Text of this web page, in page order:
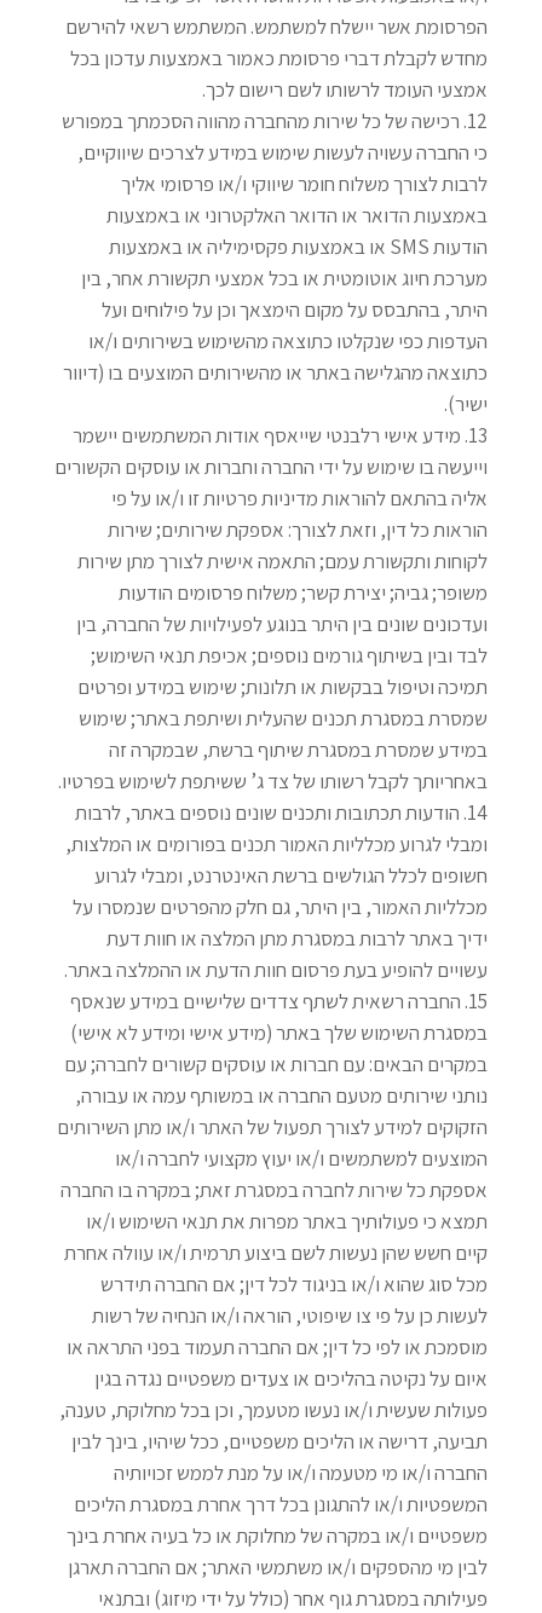
הפרסומת אשר יישלח למשתמש. המשתמש רשאי להירשם
מחדש לקבלת דברי פרסומת כאמור באמצעות עדכון בכל
אמצעי העומד לרשותו לשם רישום לכך.
רכישה של כל שירות מהחברה מהווה הסכמתך במפורש
כי החברה עשויה לעשות שימוש במידע לצרכים שיווקיים,
לרבות לצורך משלוח חומר שיווקי ו/או פרסומי אליך
באמצעות הדואר או הדואר האלקטרוני או באמצעות
הודעותSMS
או באמצעות פקסימיליה או באמצעות
מערכת חיוג אוטומטית או בכל אמצעי תקשורת אחר, בין
היתר, בהתבסס על מקום הימצאך וכן על פילוחים ועל
העדפות כפי שנקלטו כתוצאה מהשימוש בשירותים ו/או
כתוצאה מהגלישה באתר או מהשירותים המוצעים בו (דיוור
ישיר).
מידע אישי רלבנטי שייאסף אודות המשתמשים יישמר
וייעשה בו שימוש על ידי החברה וחברות או עוסקים הקשורים
אליה בהתאם להוראות מדיניות פרטיות זו ו/או על פי
הוראות כל דין, וזאת לצורך: אספקת שירותים; שירות
לקוחות ותקשורת עמם; התאמה אישית לצורך מתן שירות
משופר; גביה; יצירת קשר; משלוח פרסומים הודעות
ועדכונים שונים בין היתר בנוגע לפעילויות של החברה, בין
לבד ובין בשיתוף גורמים נוספים; אכיפת תנאי השימוש;
תמיכה וטיפול בבקשות או תלונות; שימוש במידע ופרטים
שמסרת במסגרת תכנים שהעלית ושיתפת באתר; שימוש
במידע שמסרת במסגרת שיתוף ברשת, שבמקרה זה
באחריותך לקבל רשותו של צד ג’ ששיתפת לשימוש בפרטיו.
הודעות תכתובות ותכנים שונים נוספים באתר, לרבות
ומבלי לגרוע מכלליות האמור תכנים בפורומים או המלצות,
חשופים לכלל הגולשים ברשת האינטרנט, ומבלי לגרוע
מכלליות האמור, בין היתר, גם חלק מהפרטים שנמסרו על
ידיך באתר לרבות במסגרת מתן המלצה או חוות דעת
עשויים להופיע בעת פרסום חוות הדעת או ההמלצה באתר.
החברה רשאית לשתף צדדים שלישיים במידע שנאסף
במסגרת השימוש שלך באתר (מידע אישי ומידע לא אישי)
במקרים הבאים: עם חברות או עוסקים קשורים לחברה; עם
נותני שירותים מטעם החברה או במשותף עמה או עבורה,
הזקוקים למידע לצורך תפעול של האתר ו/או מתן השירותים
המוצעים למשתמשים ו/או יעוץ מקצועי לחברה ו/או
אספקת כל שירות לחברה במסגרת זאת; במקרה בו החברה
תמצא כי פעולותיך באתר מפרות את תנאי השימוש ו/או
קיים חשש שהן נעשות לשם ביצוע תרמית ו/או עוולה אחרת
מכל סוג שהוא ו/או בניגוד לכל דין; אם החברה תידרש
לעשות כן על פי צו שיפוטי, הוראה ו/או הנחיה של רשות
מוסמכת או לפי כל דין; אם החברה תעמוד בפני התראה או
איום על נקיטה בהליכים או צעדים משפטיים נגדה בגין
פעולות שעשית ו/או נעשו מטעמך, וכן בכל מחלוקת, טענה,
תביעה, דרישה או הליכים משפטיים, ככל שיהיו, בינך לבין
החברה ו/או מי מטעמה ו/או על מנת לממש זכויותיה
המשפטיות ו/או להתגונן בכל דרך אחרת במסגרת הליכים
משפטיים ו/או במקרה של מחלוקת או כל בעיה אחרת בינך
לבין מי מהספקים ו/או משתמשי האתר; אם החברה תארגן
פעילותה במסגרת גוף אחר (כולל על ידי מיזוג) ובתנאי